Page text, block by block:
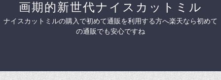
画期的新世代ナイスカットミル
ナイスカットミルの購入で初めて通販を利用する方へ楽天なら初めて
の通販でも安心ですね